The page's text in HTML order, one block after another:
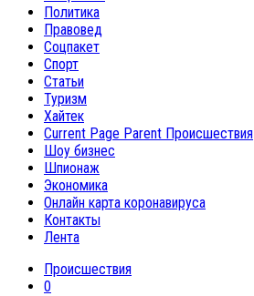
Политика
Правовед
Соцпакет
Спорт
Статьи
Туризм
Хайтек
Current Page Parent Происшествия
Шоу бизнес
Шпионаж
Экономика
Онлайн карта коронавируса
Контакты
Лента
Происшествия
0